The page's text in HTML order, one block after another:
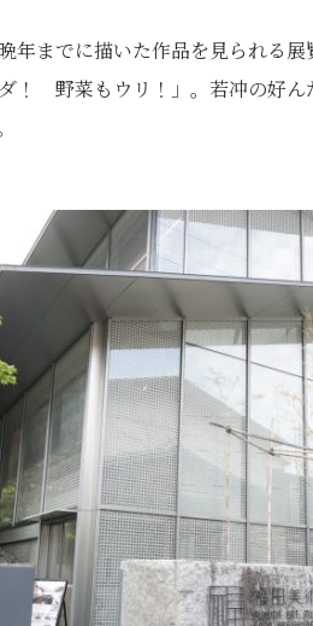
年までに描いた作品を見られる
！ 野菜もウリ！」。若冲の好ん